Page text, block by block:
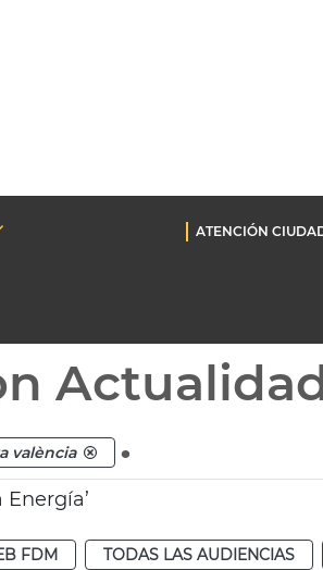
ATENCIÓN
valència .
FDM TODAS LAS AUDIENCIAS